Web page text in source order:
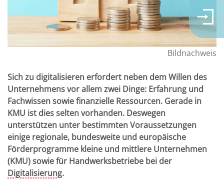
Bildnachweis
Sich zu digitalisieren erfordert neben dem Willen des
Unternehmens vor allem zwei Dinge: Erfahrung und
Fachwissen sowie finanzielle Ressourcen. Gerade in
KMU ist dies selten vorhanden. Deswegen
unterstützen unter bestimmten Voraussetzungen
einige regionale, bundesweite und europäische
Förderprogramme kleine und mittlere Unternehmen
(KMU) sowie für Handwerksbetriebe bei der
Digitalisierung.